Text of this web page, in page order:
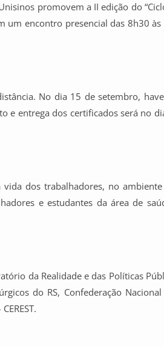
promovem a II edição do
um encontro presencial das 8h30 às
No dia 15 de setembro,
e entrega dos certificados será no
dos trabalhadores, no
e estudantes da área de
da Realidade e das Políticas
do RS, Confederação